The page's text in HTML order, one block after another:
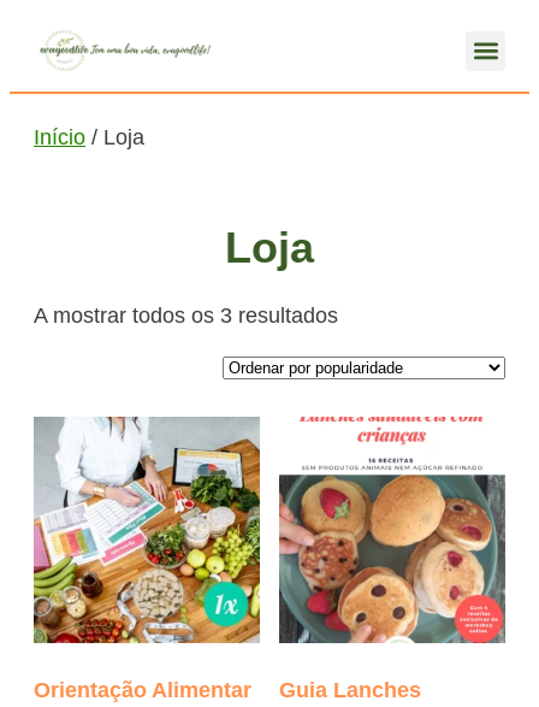
Início / Loja
Loja
A mostrar todos os 3 resultados
Orientação Alimentar
Guia Lanches